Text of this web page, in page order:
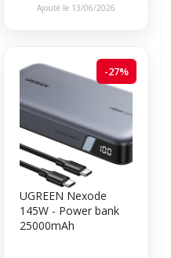
Ajouté le 13/06/2026
-27%
UGREEN Nexode
145W - Power bank
25000mAh